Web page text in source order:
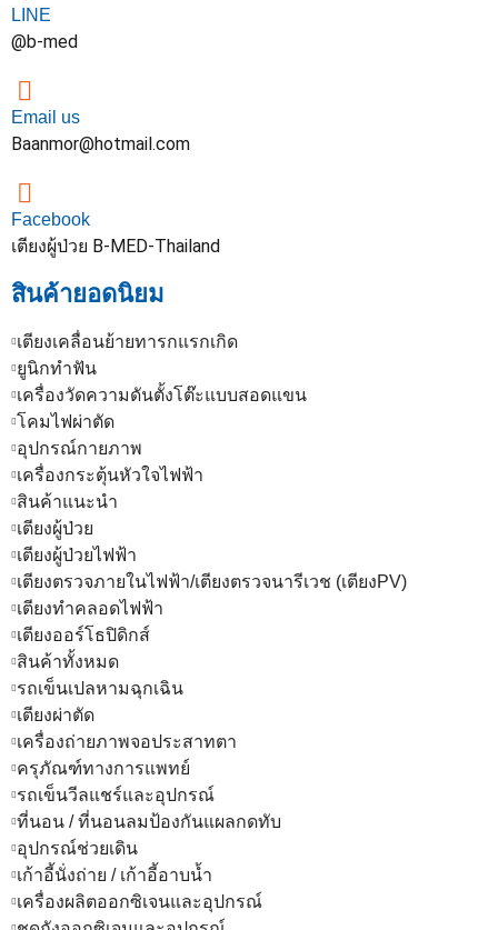
LINE
@b-med
Email us
Baanmor@hotmail.com
Facebook
เตียงผู้ป่วย B-MED-Thailand
สินค้ายอดนิยม
เตียงเคลื่อนย้ายทารกแรกเกิด
ยูนิกทำฟัน
เครื่องวัดความดันตั้งโต๊ะแบบสอดแขน
โคมไฟผ่าตัด
อุปกรณ์กายภาพ
เครื่องกระตุ้นหัวใจไฟฟ้า
สินค้าแนะนำ
เตียงผู้ป่วย
เตียงผู้ป่วยไฟฟ้า
เตียงตรวจภายในไฟฟ้า/เตียงตรวจนารีเวช (เตียงPV)
เตียงทำคลอดไฟฟ้า
เตียงออร์โธปิดิกส์
สินค้าทั้งหมด
รถเข็นเปลหามฉุกเฉิน
เตียงผ่าตัด
เครื่องถ่ายภาพจอประสาทตา
ครุภัณฑ์ทางการแพทย์
รถเข็นวีลแชร์และอุปกรณ์
ที่นอน / ที่นอนลมป้องกันแผลกดทับ
อุปกรณ์ช่วยเดิน
เก้าอี้นั่งถ่าย / เก้าอี้อาบน้ำ
เครื่องผลิตออกซิเจนและอุปกรณ์